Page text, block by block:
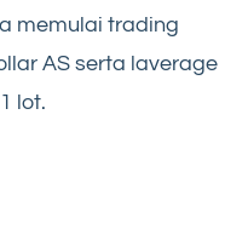
memulai trading
AS serta laverage
lot.